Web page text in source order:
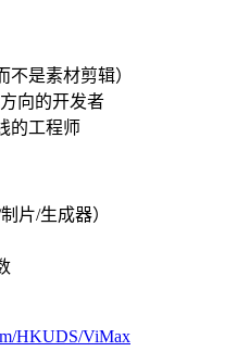
是素材剪辑）
向的开发者
的工程师
片/生成器）
HKUDS/ViMax